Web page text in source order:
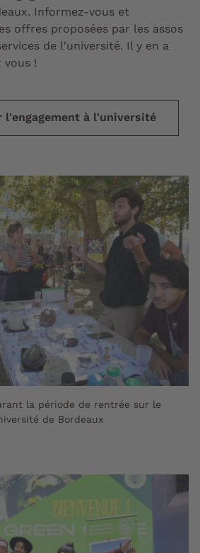
Informez-vous et
offres proposées par les assos
de l'université. Il y en a
vous !
l'engagement à l'université
la période de rentrée sur le
de Bordeaux